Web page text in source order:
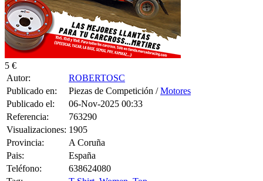
5 €
Autor:
Publicado en:
Piezas de Competición /
Publicado el:
06-Nov-2025 00:33
Referencia:
763290
Visualizaciones:
1905
Provincia:
A Coruña
Pais:
España
Teléfono:
638624080
Tag:
T-Shirt,Women